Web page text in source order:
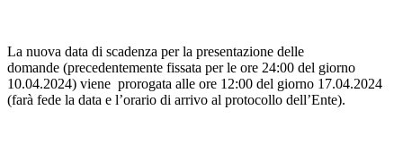
La nuova data di scadenza per la presentazione delle
domande (precedentemente fissata per le ore 24:00 del giorno
10.04.2024) viene prorogata alle ore 12:00 del giorno 17.04.2024
(farà fede la data e l’orario di arrivo al protocollo dell’Ente).